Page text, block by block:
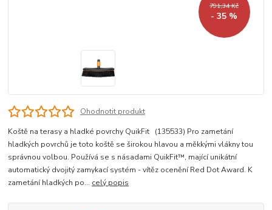
791,34 Kč
- 35 %
Ohodnotit produkt
Koště na terasy a hladké povrchy QuikFit (135533) Pro zametání
hladkých povrchů je toto koště se širokou hlavou a měkkými vlákny tou
správnou volbou. Používá se s násadami QuikFit™, mající unikátní
automatický dvojitý zamykací systém - vítěz ocenění Red Dot Award. K
zametání hladkých po... celý popis